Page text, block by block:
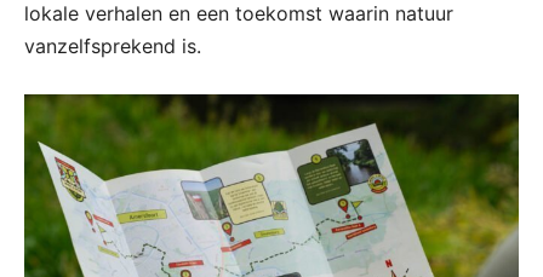
lokale verhalen en een toekomst waarin natuur
vanzelfsprekend is.